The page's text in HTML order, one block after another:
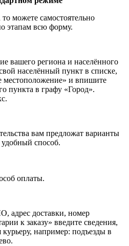
можете самостоятельно
этапам всю форму.
вашего региона и населённого
населённый пункт в списке,
местоположение» и впишите
пункта в графу «Город».
вам предложат варианты
способ.
оплаты.
адрес доставки, номер
к заказу» введите сведения,
например: подъезды в